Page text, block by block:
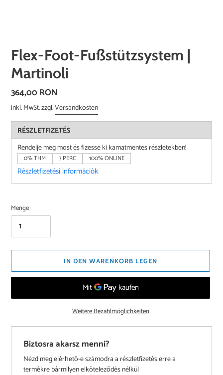
Flex-Foot-Fußstützsystem |
Martinoli
Normaler
Preis
364,00 RON
inkl. MwSt. zzgl.Versandkosten
RÉSZLETFIZETÉS
Rendelje meg most és fizesse ki kamatmentes részletekben!
0% THM 7 PERC 100% ONLINE
Részletfizetési információk
Menge
IN DEN WARENKORB LEGEN
Weitere Bezahlmöglichkeiten
Biztosra akarsz menni?
Nézd meg elérhető-e számodra a részletfizetés erre a
termékre bármilyen elköteleződés nélkül